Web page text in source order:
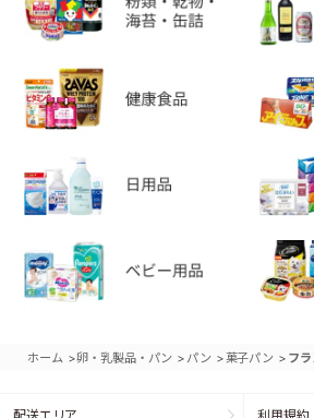
ホーム >卵・乳製品・パン > パン >菓子パン > フ